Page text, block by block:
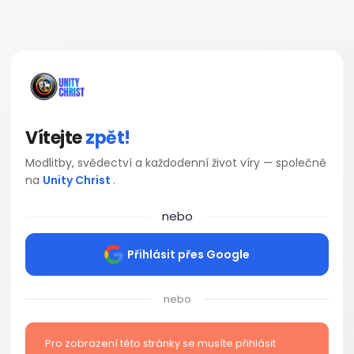
Vítejtezpět!
Modlitby, svědectví a každodenní život víry — společně
na Unity Christ .
nebo
Přihlásit přes Google
nebo
Pro zobrazení této stránky se musíte přihlásit